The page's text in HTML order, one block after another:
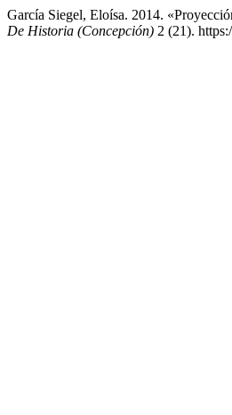
García Siegel, Eloísa. 2014.
De Historia (Concepción) 2 (21).